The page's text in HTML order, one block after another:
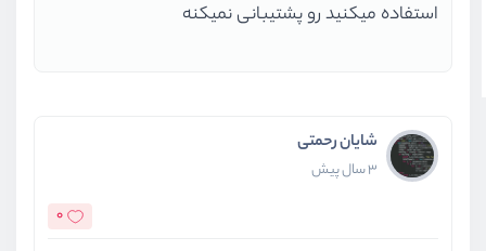
استفاده میکنید رو پشتیبانی نمیکنه
شایان رحمتی
3 سال پیش
0